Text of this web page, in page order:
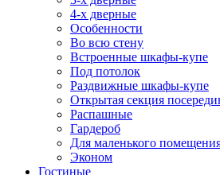
4-х дверные
Особенности
Во всю стену
Встроенные шкафы-купе
Под потолок
Раздвижные шкафы-купе
Открытая секция
Распашные
Гардероб
Для маленького
Эконом
Гостиные